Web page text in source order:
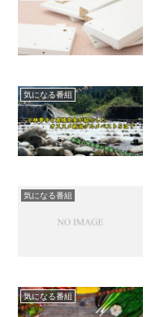
気になる番組
気になる番組
気になる番組